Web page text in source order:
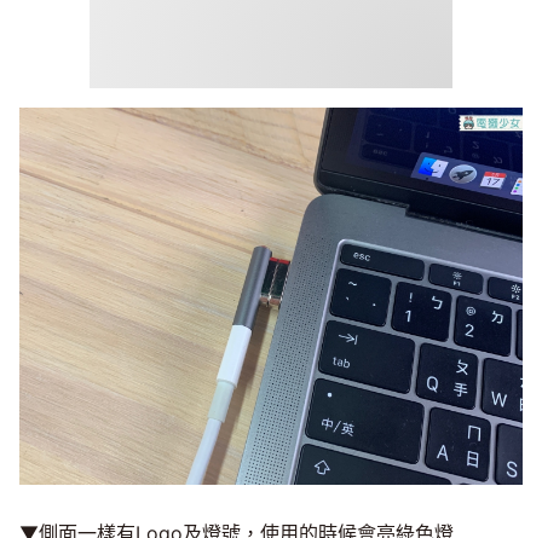
▼側面一樣有Logo及燈號，使用的時候會亮綠色燈